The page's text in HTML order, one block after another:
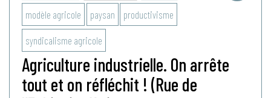
modèle agricole paysan productivisme
syndicalisme agricole
Agriculture industrielle. On arrête
tout et on réfléchit ! (Rue de